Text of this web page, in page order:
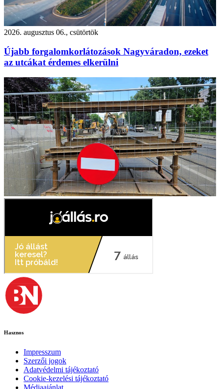
2026. augusztus 06., csütörtök
Újabb forgalomkorlátozások Nagyváradon, ezeket
az utcákat érdemes elkerülni
Hasznos
Impresszum
Szerzői jogok
Adatvédelmi tájékoztató
Cookie-kezelési tájékoztató